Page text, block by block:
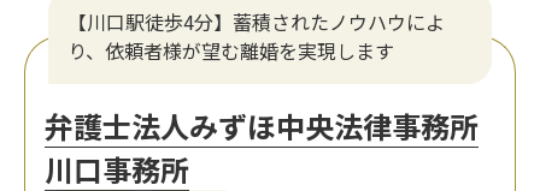
【川口駅徒歩4分】蓄積されたノウハウによ
り、依頼者様が望む離婚を実現します
弁護士法人みずほ中央法律事務所
川口事務所